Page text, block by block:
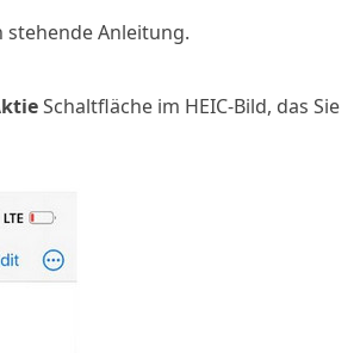
stehende Anleitung.
Schaltfläche im HEIC-Bild, das Sie